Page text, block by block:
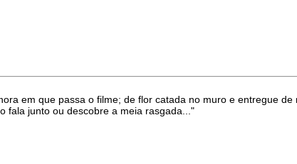
em que passa o filme; de flor catada no muro e entregue de
fala junto ou descobre a meia rasgada..."